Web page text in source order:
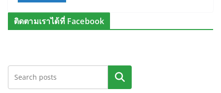
ติดตามเราได้ที่ Facebook
ค้นหา